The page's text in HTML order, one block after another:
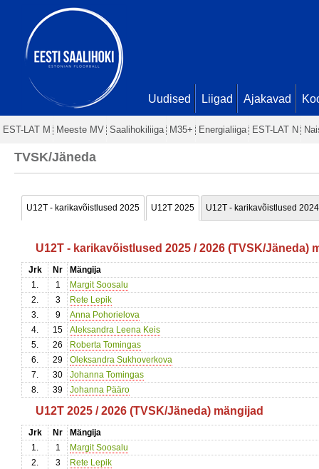
Uudised Liigad Ajakavad
EST-LAT M Meeste MV Saalihokiliiga M35+ Energialiiga EST-LAT N
TVSK/Jäneda
U12T - karikavõistlused 2025 U12T 2025 U12T - karikavõistlused 2024
U12T - karikavõistlused 2025 / 2026 (TVSK/Jäneda)
Jrk Nr
Mängija
1.
1
Margit Soosalu
2.
3
Rete Lepik
3.
9
Anna Pohorielova
4.
15
Aleksandra Leena Keis
5.
26
Roberta Tomingas
6.
29
Oleksandra Sukhoverkova
7.
30
Johanna Tomingas
8.
39 Johanna Pääro
U12T 2025 / 2026 (TVSK/Jäneda) mängijad
Jrk Nr
Mängija
1.
1
Margit Soosalu
2.
3
Rete Lepik